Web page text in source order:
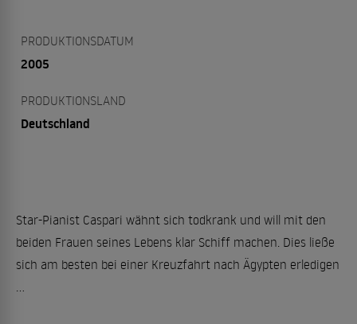
PRODUKTIONSDATUM
2005
PRODUKTIONSLAND
Deutschland
Star-Pianist Caspari wähnt sich todkrank und will mit den
beiden Frauen seines Lebens klar Schiff machen. Dies ließe
sich am besten bei einer Kreuzfahrt nach Ägypten erledigen
...